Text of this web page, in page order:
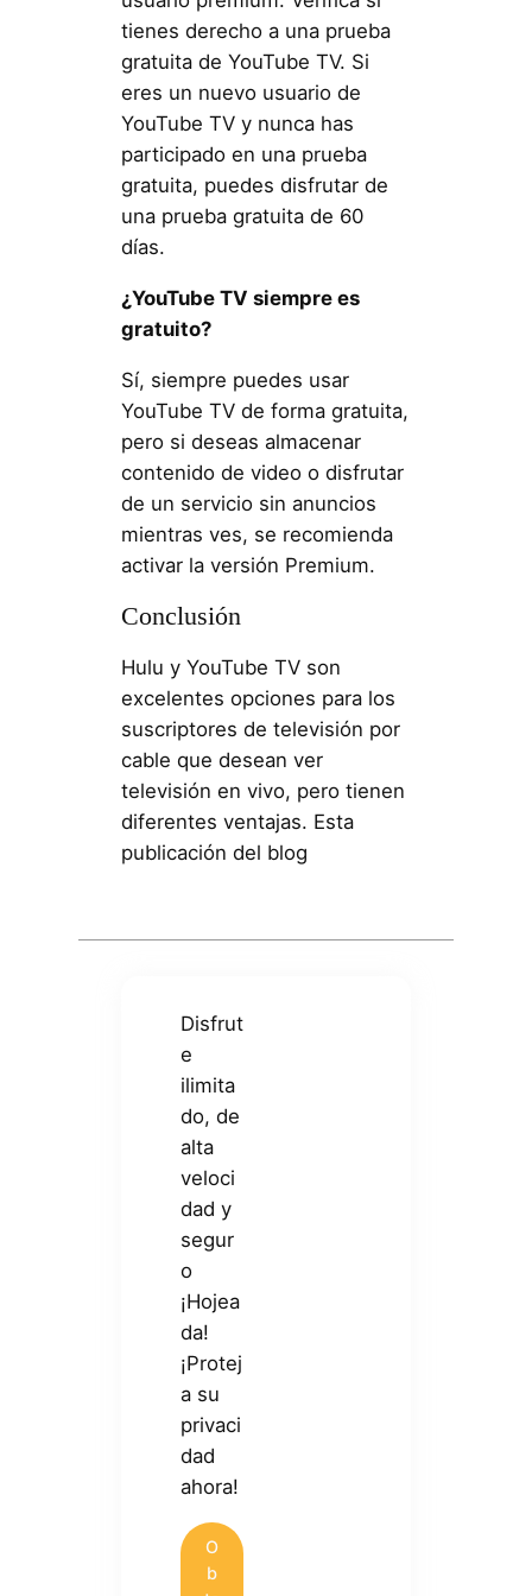
tienes derecho a una prueba
gratuita de YouTube TV. Si
eres un nuevo usuario de
YouTube TV y nunca has
participado en una prueba
gratuita, puedes disfrutar de
una prueba gratuita de 60
días.
¿YouTube TV siempre es
gratuito?
Sí, siempre puedes usar
YouTube TV de forma gratuita,
pero si deseas almacenar
contenido de video o disfrutar
de un servicio sin anuncios
mientras ves, se recomienda
activar la versión Premium.
Conclusión
Hulu y YouTube TV son
excelentes opciones para los
suscriptores de televisión por
cable que desean ver
televisión en vivo, pero tienen
diferentes ventajas. Esta
publicación del blog
Disfrut
e
ilimita
do, de
alta
veloci
dad y
segur
o
¡Hojea
da!
¡Protej
a su
privaci
dad
ahora!
O
b